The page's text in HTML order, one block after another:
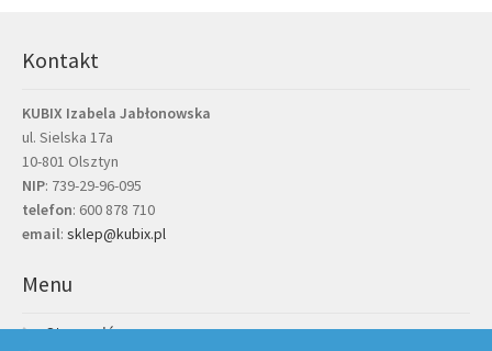
Kontakt
KUBIX Izabela Jabłonowska
ul. Sielska 17a
10-801 Olsztyn
NIP: 739-29-96-095
telefon: 600 878 710
email: sklep@kubix.pl
Menu
Strona główna